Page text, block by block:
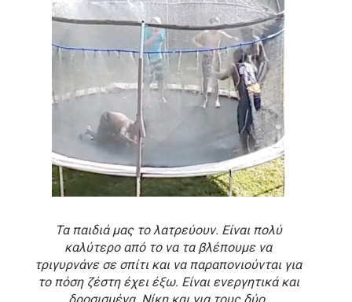
Τα παιδιά μας το λατρεύουν. Είναι πολύ
καλύτερο από το να τα βλέπουμε να
τριγυρνάνε σε σπίτι και να παραπονιούνται για
το πόση ζέστη έχει έξω. Είναι ενεργητικά και
δροσισμένα. Νίκη και για τους δύο.